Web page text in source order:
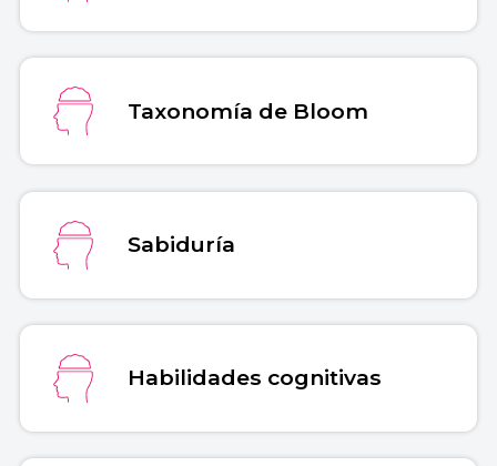
Taxonomía de Bloom
Sabiduría
Habilidades cognitivas